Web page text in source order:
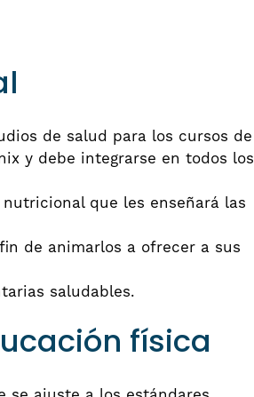
de salud para los cursos de
y debe integrarse en todos los
que les enseñará las
de animarlos a ofrecer a sus
saludables.
física